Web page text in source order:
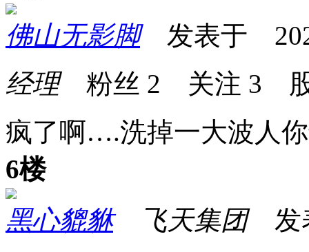
佛山无影脚发表于
经理粉丝 2 关注 3
疯了啊….洗掉一大波人
6楼
黑心貔貅
飞天集团发